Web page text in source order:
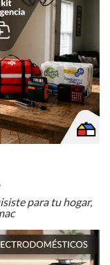
para tu hogar,